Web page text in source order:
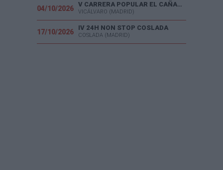
04/10/2026
V CARRERA POPULAR EL CAÑAVERAL
VICÁLVARO (MADRID)
17/10/2026
IV 24H NON STOP COSLADA
COSLADA (MADRID)